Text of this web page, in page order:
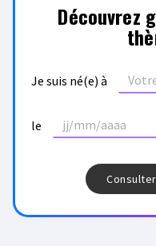
Découvrez
Je suis né(e) à
le